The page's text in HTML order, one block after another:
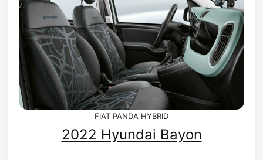
FIAT PANDA HYBRID
2022 Hyundai Bayon